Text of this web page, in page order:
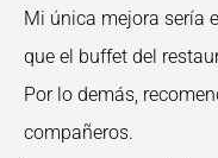
Mi única mejora sería
que el buffet del
Por lo demás,
compañeros.